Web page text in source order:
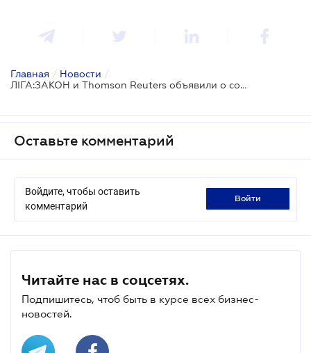
Главная / Новости /
ЛІГА:ЗАКОН и Thomson Reuters объявили о сотрудничестве: что компании предлагают бизнесу
Оставьте комментарий
Войдите, чтобы оставить
комментарий
войти
Читайте нас в соцсетях.
Подпишитесь, чтоб быть в курсе всех бизнес-
новостей.